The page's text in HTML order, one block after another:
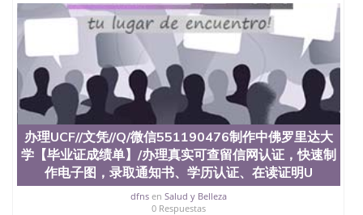
各大院校的（毕业证，成绩单，资格证，学生卡，结
业证，录取通知书，在读证明等相关材料）的版本更
新信息， 能够在时间掌握的海外学历文凭的样版，尺
寸大小，纸张材质，防伪技术等等，并在时间收集到
原版实物，以求达到客户的需求。 我们的优势： 我
们在保证合理定价的同时，坚持较高性价比，通过品
质和效率不断优化，为您倾情诠释什么是高性价比。
咨询顾问：Sam q/微信:551190476 Q/微
信:551190476办理毕业证成绩单、教育部认证,录取通
知书，雅思，留学回国证明.
公司专业制作、办理、仿制、成绩单文凭、改成绩、
教育部学历学位认证、毕业证、成绩单、文凭、学历
文凭、假文凭假毕业证假学历书制作、假制作、办
办理UCF//文凭//Q/微信551190476制作中佛罗里达大
学【毕业证成绩单】/办理真实可查留信网认证，快速制
作电子图，录取通知书、学历认证、在读证明U
dfnsen Salud y Belleza
0 Respuestas